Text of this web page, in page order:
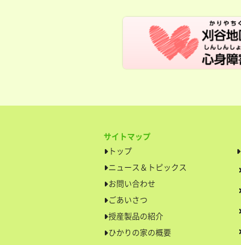
サイトマップ
トップ
ニュース＆トピックス
お問い合わせ
ごあいさつ
授産製品の紹介
ひかりの家の概要